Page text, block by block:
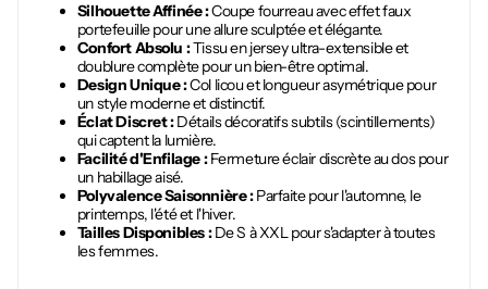
Silhouette Affinée :Coupe fourreau avec effet faux
portefeuille pour une allure sculptée et élégante.
Confort Absolu :Tissu en jersey ultra-extensible et
doublure complète pour un bien-être optimal.
Design Unique :Col licou et longueur asymétrique pour
un style moderne et distinctif.
Éclat Discret :Détails décoratifs subtils (scintillements)
qui captent la lumière.
Facilité d'Enfilage :Fermeture éclair discrète au dos pour
un habillage aisé.
Polyvalence Saisonnière :Parfaite pour l'automne, le
printemps, l'été et l'hiver.
Tailles Disponibles :De S à XXL pour s'adapter à toutes
les femmes.